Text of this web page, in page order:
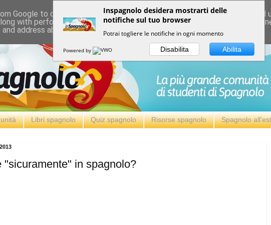
Libri spagnolo Quiz spagnolo Risorse spagnolo Spagnolo
"sicuramente" in spagnolo?
Google to deliver its services and to analyze traffic. Your IP address and
with performance and security metrics to ensure quality of service,
address abuse.
Inspagnolo desidera mostrarti delle
notifiche sul tuo browser
Potrai togliere le notifiche in ogni momento
Powered by Disabilita Abilita